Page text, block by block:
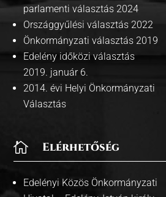
parlamenti választás 2024
Országgyűlési választás 2022
Önkormányzati választás 2019
Edelény időközi választás
2019. január 6.
2014. évi Helyi Önkormányzati
Választás
 Elérhetőség
Edelényi Közös Önkormányzati